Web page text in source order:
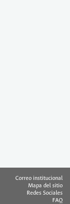
Correo institucional
Mapa del sitio
Redes Sociales
FAQ